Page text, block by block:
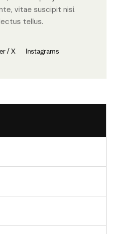
vitae suscipit nisi.
tellus.
/ X Instagrams